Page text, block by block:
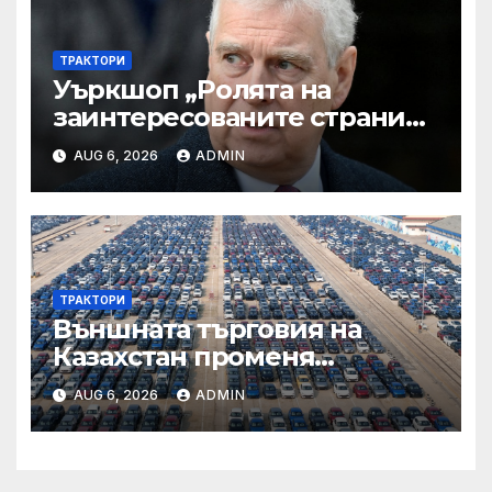
ТРАКТОРИ
Уъркшоп „Ролята на
заинтересованите страни
във външното осигуряване
на качеството“
AUG 6, 2026 ADMIN
ТРАКТОРИ
Външната търговия на
Казахстан променя
структурата си – шест
тенденции
AUG 6, 2026 ADMIN